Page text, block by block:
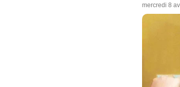
mercredi 8